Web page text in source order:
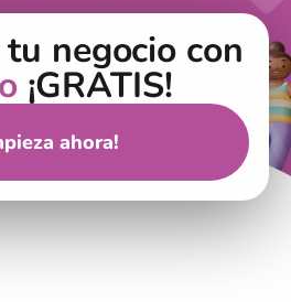
negocio con
¡GRATIS!
ahora!